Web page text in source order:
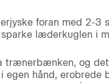
foran med 2-3
læderkuglen i
trænerbænken, og
egen hånd,